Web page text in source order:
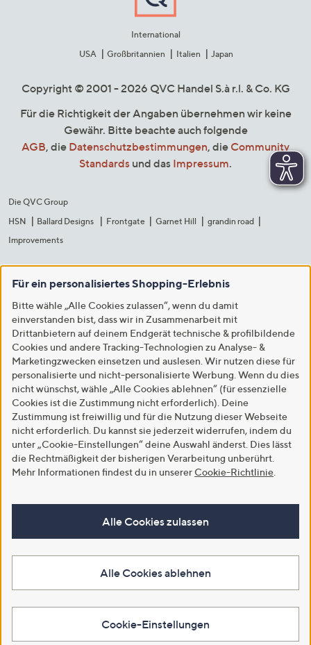
International
USA
Großbritannien Italien Japan
Copyright © 2001 - 2026 QVC Handel S.à r.l. & Co. KG
Für die Richtigkeit der Angaben übernehmen wir keine
Gewähr. Bitte beachte auch folgende
AGB, die Datenschutzbestimmungen, die Community
Standards und das Impressum.
Die QVC Group
HSN
Ballard Designs Frontgate Garnet Hill
grandin road
Improvements
Für ein personalisiertes Shopping-Erlebnis
Bitte wähle „Alle Cookies zulassen“, wenn du damit
einverstanden bist, dass wir in Zusammenarbeit mit
Drittanbietern auf deinem Endgerät technische & profilbildende
Cookies und andere Tracking-Technologien zu Analyse- &
Marketingzwecken einsetzen und auslesen. Wir nutzen diese für
personalisierte und nicht-personalisierte Werbung. Wenn du dies
nicht wünschst, wähle „Alle Cookies ablehnen“ (für essenzielle
Cookies ist die Zustimmung nicht erforderlich). Deine
Zustimmung ist freiwillig und für die Nutzung dieser Webseite
nicht erforderlich. Du kannst sie jederzeit widerrufen, indem du
unter „Cookie-Einstellungen“ deine Auswahl änderst. Dies lässt
die Rechtmäßigkeit der bisherigen Verarbeitung unberührt.
Mehr Informationen findest du in unserer Cookie-Richtlinie
Alle Cookies zulassen
Alle Cookies ablehnen
Cookie-Einstellungen